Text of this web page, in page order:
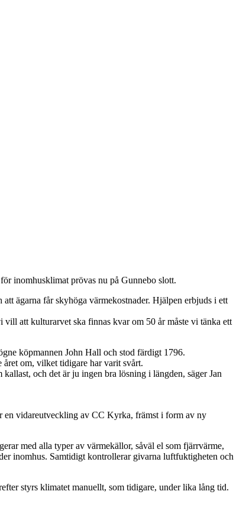
inomhusklimat prövas nu på Gunnebo slott.
ägarna får skyhöga värmekostnader. Hjälpen erbjuds i ett
att kulturarvet ska finnas kvar om 50 år måste vi tänka ett
köpmannen John Hall och stod färdigt 1796.
om, vilket tidigare har varit svårt.
och det är ju ingen bra lösning i längden, säger Jan
en vidareutveckling av CC Kyrka, främst i form av ny
med alla typer av värmekällor, såväl el som fjärrvärme,
inomhus. Samtidigt kontrollerar givarna luftfuktigheten och
styrs klimatet manuellt, som tidigare, under lika lång tid.